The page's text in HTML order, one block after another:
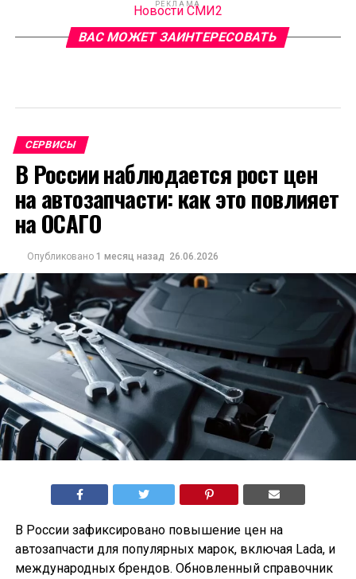
РЕКЛАМА
Новости СМИ2
ВАС МОЖЕТ ЗАИНТЕРЕСОВАТЬ
СЕРВИСЫ
В России наблюдается рост цен
на автозапчасти: как это повлияет
на ОСАГО
Опубликовано 1 месяц назад 26.06.2026
В России зафиксировано повышение цен на
автозапчасти для популярных марок, включая Lada, и
международных брендов. Обновленный справочник